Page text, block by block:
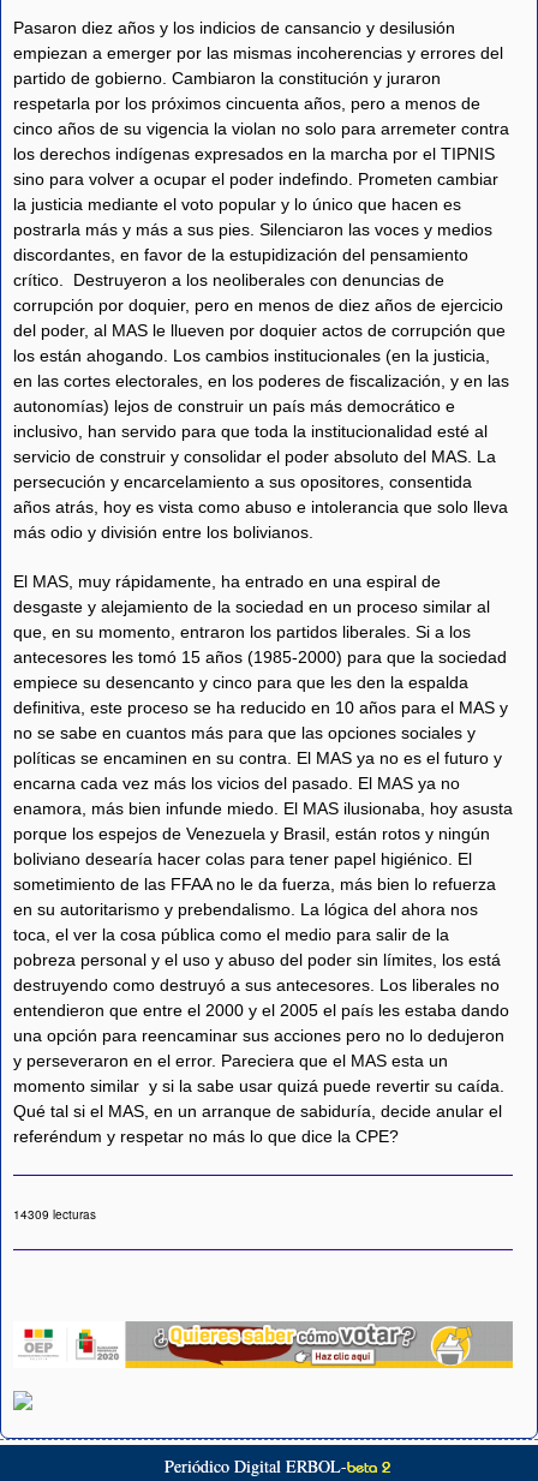
Pasaron diez años y los indicios de cansancio y desilusión
empiezan a emerger por las mismas incoherencias y errores del
partido de gobierno. Cambiaron la constitución y juraron
respetarla por los próximos cincuenta años, pero a menos de
cinco años de su vigencia la violan no solo para arremeter contra
los derechos indígenas expresados en la marcha por el TIPNIS
sino para volver a ocupar el poder indefindo. Prometen cambiar
la justicia mediante el voto popular y lo único que hacen es
postrarla más y más a sus pies. Silenciaron las voces y medios
discordantes, en favor de la estupidización del pensamiento
crítico. Destruyeron a los neoliberales con denuncias de
corrupción por doquier, pero en menos de diez años de ejercicio
del poder, al MAS le llueven por doquier actos de corrupción que
los están ahogando. Los cambios institucionales (en la justicia,
en las cortes electorales, en los poderes de fiscalización, y en las
autonomías) lejos de construir un país más democrático e
inclusivo, han servido para que toda la institucionalidad esté al
servicio de construir y consolidar el poder absoluto del MAS. La
persecución y encarcelamiento a sus opositores, consentida
años atrás, hoy es vista como abuso e intolerancia que solo lleva
más odio y división entre los bolivianos.
El MAS, muy rápidamente, ha entrado en una espiral de
desgaste y alejamiento de la sociedad en un proceso similar al
que, en su momento, entraron los partidos liberales. Si a los
antecesores les tomó 15 años (1985-2000) para que la sociedad
empiece su desencanto y cinco para que les den la espalda
definitiva, este proceso se ha reducido en 10 años para el MAS y
no se sabe en cuantos más para que las opciones sociales y
políticas se encaminen en su contra. El MAS ya no es el futuro y
encarna cada vez más los vicios del pasado. El MAS ya no
enamora, más bien infunde miedo. El MAS ilusionaba, hoy asusta
porque los espejos de Venezuela y Brasil, están rotos y ningún
boliviano desearía hacer colas para tener papel higiénico. El
sometimiento de las FFAA no le da fuerza, más bien lo refuerza
en su autoritarismo y prebendalismo. La lógica del ahora nos
toca, el ver la cosa pública como el medio para salir de la
pobreza personal y el uso y abuso del poder sin límites, los está
destruyendo como destruyó a sus antecesores. Los liberales no
entendieron que entre el 2000 y el 2005 el país les estaba dando
una opción para reencaminar sus acciones pero no lo dedujeron
y perseveraron en el error. Pareciera que el MAS esta un
momento similar y si la sabe usar quizá puede revertir su caída.
Qué tal si el MAS, en un arranque de sabiduría, decide anular el
referéndum y respetar no más lo que dice la CPE?
14309 lecturas
Periódico Digital ERBOL-beta 2